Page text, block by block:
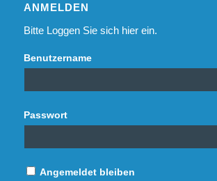
ANMELDEN
Bitte Loggen Sie sich hier ein.
Benutzername
Passwort
Angemeldet bleiben